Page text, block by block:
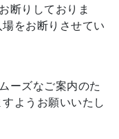
断りしておりま
をお断りさせてい
ーズなご案内のた
ようお願いいたし